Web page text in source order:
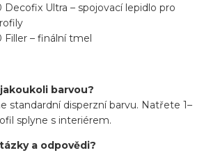
Decofix Ultra – spojovací lepidlo pro
Filler – finální tmel
barvou?
standardní disperzní barvu. Natřete 1–
splyne s interiérem.
a odpovědi?